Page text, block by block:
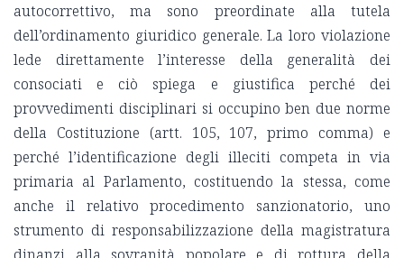
autocorrettivo, ma sono preordinate alla tutela
dell’ordinamento giuridico generale. La loro violazione
lede direttamente l’interesse della generalità dei
consociati e ciò spiega e giustifica perché dei
provvedimenti disciplinari si occupino ben due norme
della Costituzione (artt. 105, 107, primo comma) e
perché l’identificazione degli illeciti competa in via
primaria al Parlamento, costituendo la stessa, come
anche il relativo procedimento sanzionatorio, uno
strumento di responsabilizzazione della magistratura